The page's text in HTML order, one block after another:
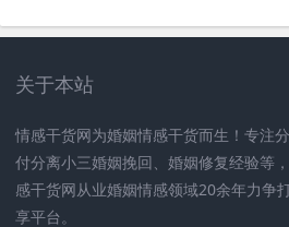
关于本站
情感干货网为婚姻情感干货而生！专注
付分离小三婚姻挽回、婚姻修复经验等
感干货网从业婚姻情感领域20余年力争
享平台。